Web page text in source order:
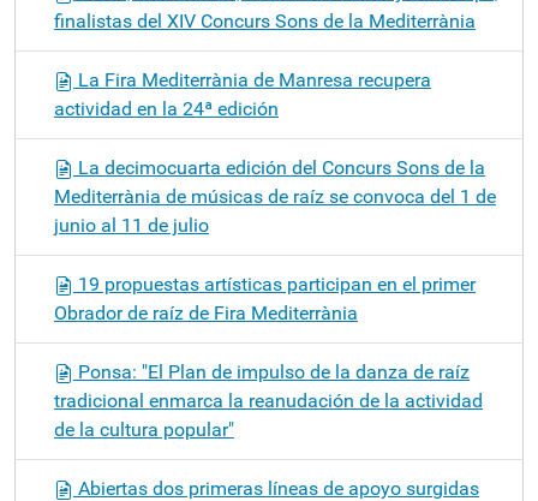
finalistas del XIV Concurs Sons de la Mediterrània
La Fira Mediterrània de Manresa recupera
actividad en la 24ª edición
La decimocuarta edición del Concurs Sons de la
Mediterrània de músicas de raíz se convoca del 1 de
junio al 11 de julio
19 propuestas artísticas participan en el primer
Obrador de raíz de Fira Mediterrània
Ponsa: "El Plan de impulso de la danza de raíz
tradicional enmarca la reanudación de la actividad
de la cultura popular"
Abiertas dos primeras líneas de apoyo surgidas